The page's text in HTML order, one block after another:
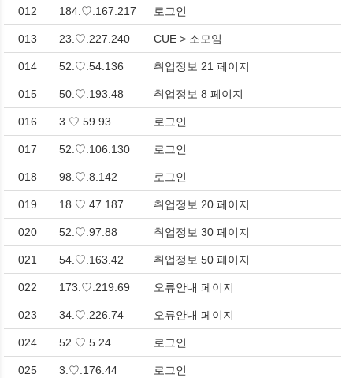
012 184.♡.167.217 로그인
013 23.♡.227.240 CUE > 소모임
014 52.♡.54.136 취업정보 21 페이지
015 50.♡.193.48 취업정보 8 페이지
016 3.♡.59.93 로그인
017 52.♡.106.130 로그인
018 98.♡.8.142 로그인
019 18.♡.47.187 취업정보 20 페이지
020 52.♡.97.88 취업정보 30 페이지
021 54.♡.163.42 취업정보 50 페이지
022 173.♡.219.69 오류안내 페이지
023 34.♡.226.74 오류안내 페이지
024 52.♡.5.24 로그인
025 3.♡.176.44 로그인